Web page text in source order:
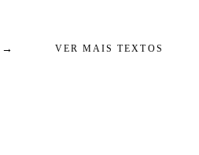
→ VER MAIS TEXTOS